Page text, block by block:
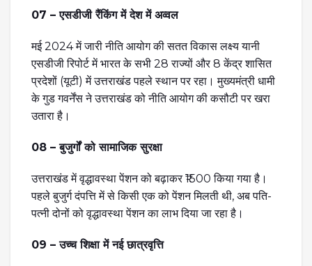
07 – एसडीजी रैंकिंग में देश में अव्वल
मई 2024 में जारी नीति आयोग की सतत विकास लक्ष्य यानी
एसडीजी रिपोर्ट में भारत के सभी 28 राज्यों और 8 केंद्र शासित
प्रदेशों (यूटी) में उत्तराखंड पहले स्थान पर रहा। मुख्यमंत्री धामी
के गुड गवर्नेंस ने उत्तराखंड को नीति आयोग की कसौटी पर खरा
उतारा है।
08 – बुजुर्गों को सामाजिक सुरक्षा
उत्तराखंड में वृद्धावस्था पेंशन को बढ़ाकर ₹1500 किया गया है।
पहले बुजुर्ग दंपत्ति में से किसी एक को पेंशन मिलती थी, अब पति-
पत्नी दोनों को वृद्धावस्था पेंशन का लाभ दिया जा रहा है।
09 – उच्च शिक्षा में नई छात्रवृत्ति